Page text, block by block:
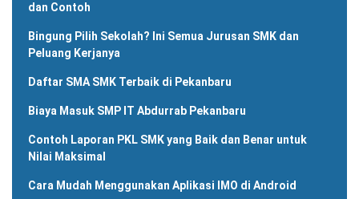
dan Contoh
Bingung Pilih Sekolah? Ini Semua Jurusan SMK dan
Peluang Kerjanya
Daftar SMA SMK Terbaik di Pekanbaru
Biaya Masuk SMP IT Abdurrab Pekanbaru
Contoh Laporan PKL SMK yang Baik dan Benar untuk
Nilai Maksimal
Cara Mudah Menggunakan Aplikasi IMO di Android